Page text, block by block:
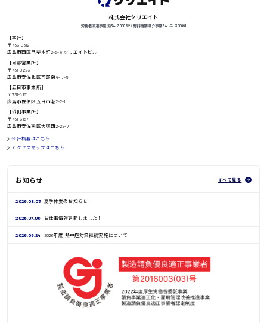
高知県
鳥取県
日給8000円〜
株式会社クリエイト
労働者派遣事業 派34-300062 / 有料職業紹介事業 34-ユ-300091
【本社】
〒733-0812
広島市西区己斐本町2-6-18 クリエイトビル
【可部営業所】
〒731-0223
広島市安佐北区可部南4-17-5
【五日市事業所】
〒731-5161
広島市佐伯区五日市港2-2-1
【沼田事業所】
〒731-3167
広島市安佐南区大塚西2-22-7
会社概要はこちら
アクセスマップはこちら
お知らせ すべて見る
2026.08.03 夏季休業のお知らせ
2026.07.06 お仕事情報更新しました！
2026.06.24 2026年度 熱中症対策継続実施について